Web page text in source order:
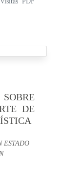
DE
ESTADO